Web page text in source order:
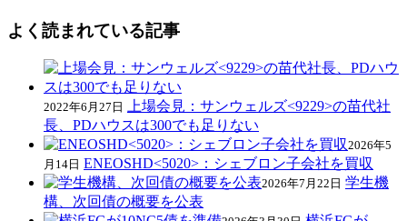
よく読まれている記事
2022年6月27日
上場会見：サンウェルズ<9229>の苗代社
長、PDハウスは300でも足りない
2026年5
月14日 ENEOSHD<5020>：シェブロン子会社を買収
2026年7月22日 学生機
構、次回債の概要を公表